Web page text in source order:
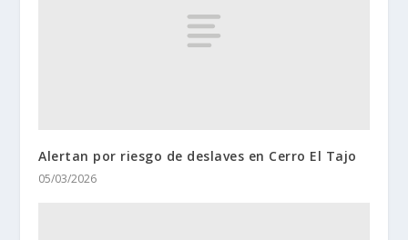
Alertan por riesgo de deslaves en Cerro El Tajo
05/03/2026